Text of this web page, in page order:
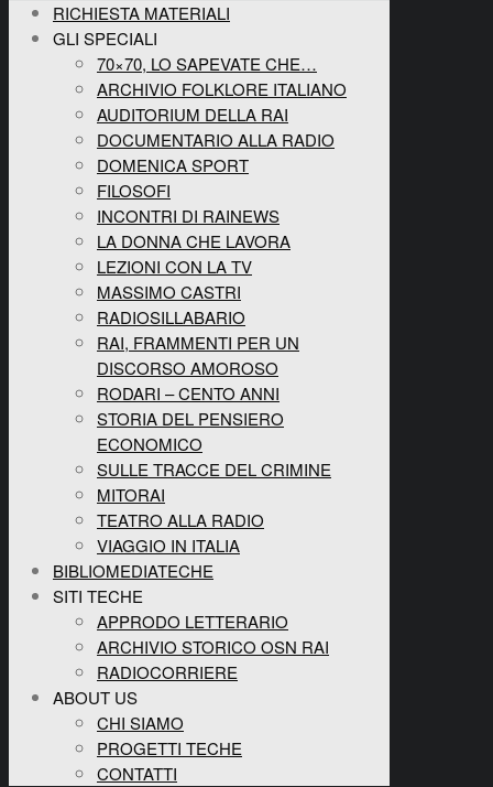
RICHIESTA MATERIALI
GLI SPECIALI
70×70, LO SAPEVATE CHE…
ARCHIVIO FOLKLORE ITALIANO
AUDITORIUM DELLA RAI
DOCUMENTARIO ALLA RADIO
DOMENICA SPORT
FILOSOFI
INCONTRI DI RAINEWS
LA DONNA CHE LAVORA
LEZIONI CON LA TV
MASSIMO CASTRI
RADIOSILLABARIO
RAI, FRAMMENTI PER UN
DISCORSO AMOROSO
RODARI – CENTO ANNI
STORIA DEL PENSIERO
ECONOMICO
SULLE TRACCE DEL CRIMINE
MITORAI
TEATRO ALLA RADIO
VIAGGIO IN ITALIA
BIBLIOMEDIATECHE
SITI TECHE
APPRODO LETTERARIO
ARCHIVIO STORICO OSN RAI
RADIOCORRIERE
ABOUT US
CHI SIAMO
PROGETTI TECHE
CONTATTI